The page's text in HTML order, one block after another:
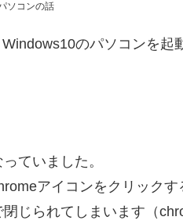
ソコンの話
のパソコンを起
ていました。
アイコンをクリック
じられてしまいます（